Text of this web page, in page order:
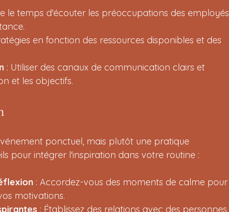
le temps d'écouter les préoccupations des employés
en fonction des ressources disponibles et des
: Utiliser des canaux de communication clairs et
et les objectifs.
ponctuel, mais plutôt une pratique
pour intégrer l'inspiration dans votre routine :
: Accordez-vous des moments de calme pour
motivations.
: Établissez des relations avec des personnes